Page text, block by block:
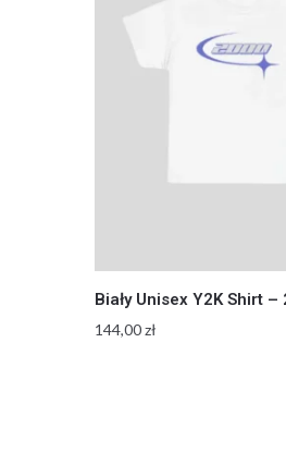
Biały Unisex Y2K Shirt –
144,00zł